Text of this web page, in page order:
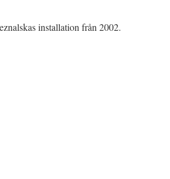
installation från 2002.